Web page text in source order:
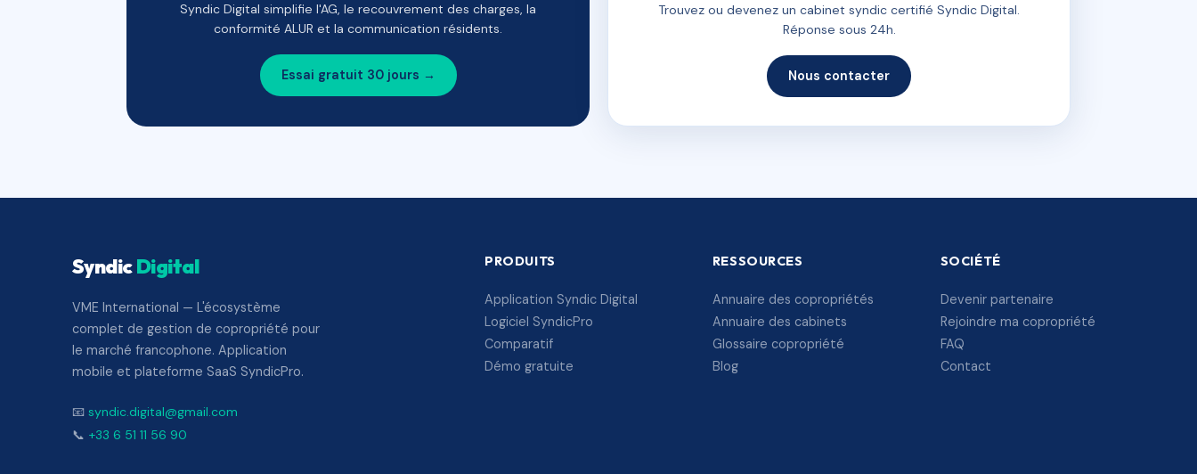
Syndic Digital simplifie l'AG, le recouvrement des charges, la
conformité ALUR et la communication résidents.
Essai gratuit 30 jours →
Trouvez ou devenez un cabinet syndic certifié Syndic Digital.
Réponse sous 24h.
Nous contacter
SyndicDigital
VME International — L'écosystème
complet de gestion de copropriété pour
le marché francophone. Application
mobile et plateforme SaaS SyndicPro.
📧 syndic.digital@gmail.com
📞 +33 6 51 11 56 90
PRODUITS
Application Syndic Digital
Logiciel SyndicPro
Comparatif
Démo gratuite
RESSOURCES
Annuaire des copropriétés
Annuaire des cabinets
Glossaire copropriété
Blog
SOCIÉTÉ
Devenir partenaire
Rejoindre ma copropriété
FAQ
Contact